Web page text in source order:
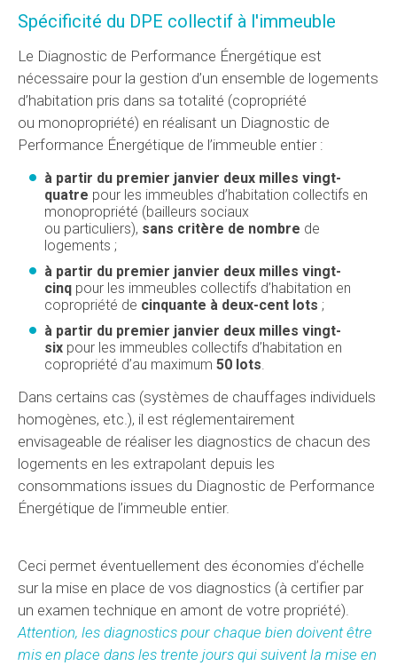
Spécificité du DPE collectif à l'immeuble
Le Diagnostic de Performance Énergétique est
nécessaire pour la gestion d’un ensemble de logements
d’habitation pris dans sa totalité (copropriété
ou monopropriété) en réalisant un Diagnostic de
Performance Énergétique de l’immeuble entier :
à partir du premier janvier deux milles vingt-
quatre pour les immeubles d’habitation collectifs en
monopropriété (bailleurs sociaux
ou particuliers), sans critère de nombre de
logements ;
à partir du premier janvier deux milles vingt-
cinq pour les immeubles collectifs d’habitation en
copropriété de cinquante à deux-cent lots ;
à partir du premier janvier deux milles vingt-
six pour les immeubles collectifs d’habitation en
copropriété d’au maximum 50 lots.
Dans certains cas (systèmes de chauffages individuels
homogènes, etc.), il est réglementairement
envisageable de réaliser les diagnostics de chacun des
logements en les extrapolant depuis les
consommations issues du Diagnostic de Performance
Énergétique de l’immeuble entier.
Ceci permet éventuellement des économies d’échelle
sur la mise en place de vos diagnostics (à certifier par
un examen technique en amont de votre propriété).
Attention, les diagnostics pour chaque bien doivent être
mis en place dans les trente jours qui suivent la mise en